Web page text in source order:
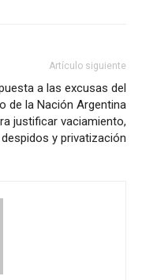
Artículo siguiente
a las excusas del
de la Nación Argentina
justificar vaciamiento,
despidos y privatización